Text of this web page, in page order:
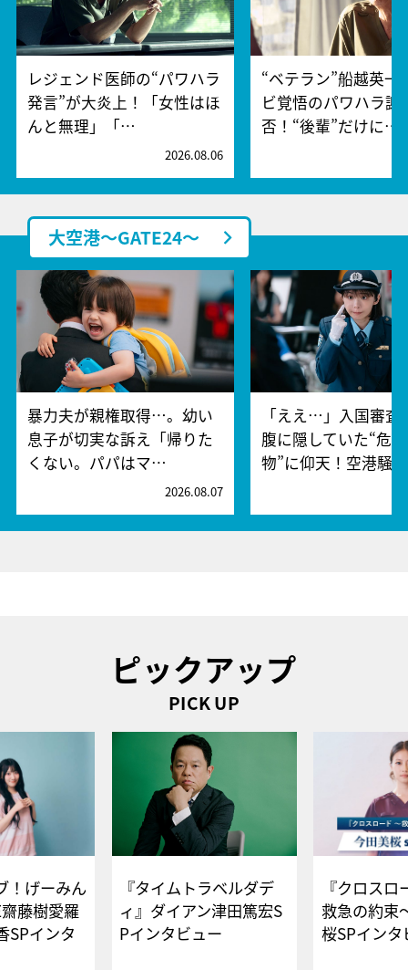
レジェンド医師の“パワハラ
発言”が大炎上！「女性はほ
んと無理」「…
2026.08.06
“ベテラン”船越英一
ビ覚悟のパワハラ謝
否！“後輩”だけに…
大空港～GATE24～
暴力夫が親権取得…。幼い
息子が切実な訴え「帰りた
くない。パパはマ…
2026.08.07
「ええ…」入国審査
腹に隠していた“危
物”に仰天！空港騒
ピックアップ
PICK UP
！げーみん
藤樹愛羅
SPインタ
『タイムトラベルダデ
ィ』ダイアン津田篤宏S
Pインタビュー
『クロス
救急の約束
桜SPイ